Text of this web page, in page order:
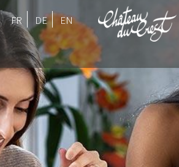
FR DE EN